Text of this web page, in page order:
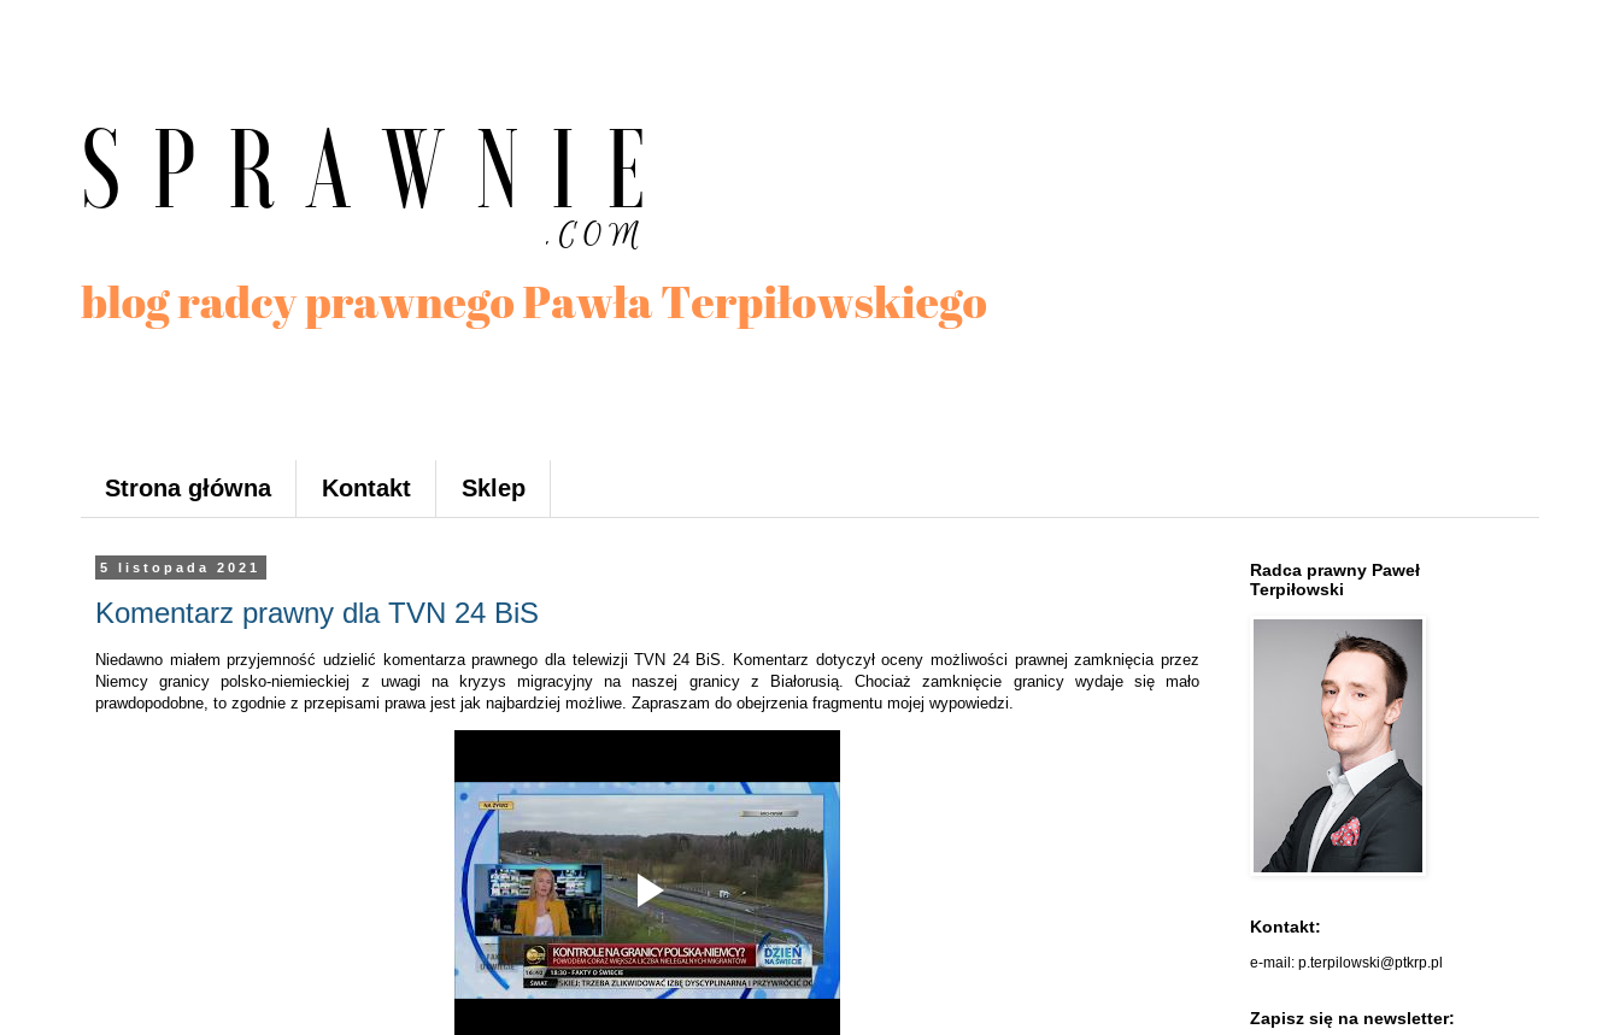
Strona główna Kontakt Sklep
5 listopada 2021
Komentarz prawny dla TVN 24 BiS
Niedawno miałem przyjemność udzielić komentarza prawnego dla telewizji TVN 24 BiS. Komentarz dotyczył oceny możliwości prawnej zamknięcia przez
Niemcy granicy polsko-niemieckiej z uwagi na kryzys migracyjny na naszej granicy z Białorusią. Chociaż zamknięcie granicy wydaje się mało
prawdopodobne, to zgodnie z przepisami prawa jest jak najbardziej możliwe. Zapraszam do obejrzenia fragmentu mojej wypowiedzi.
Radca prawny Paweł
Terpiłowski
Kontakt:
e-mail: p.terpilowski@ptkrp.pl
Zapisz się na newsletter: